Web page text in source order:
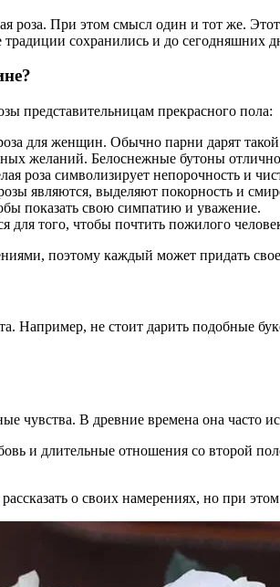
роза. При этом смысл один и тот же.
традиции сохранились и до сегодняшних
представительницам прекрасного пола:
для женщин. Обычно парни дарят
желаний. Белоснежные бутоны
роза символизирует непорочность и
являются, выделяют покорность и
показать свою симпатию и уважение.
для того, чтобы почтить пожилого
поэтому каждый может придать
Например, не стоит дарить
чувства. В древние времена она часто
и длительные отношения со второй
о своих намерениях, но при